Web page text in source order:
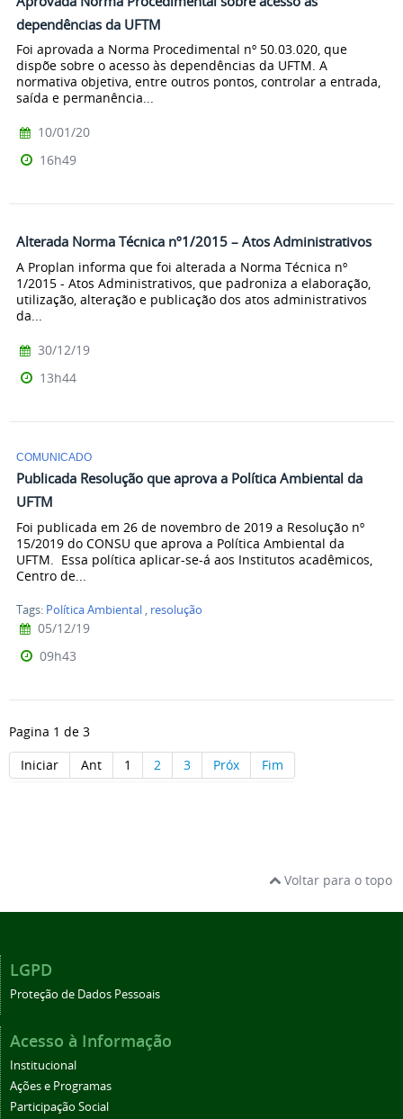
dependências da UFTM
Foi aprovada a Norma Procedimental nº 50.03.020, que
dispõe sobre o acesso às dependências da UFTM. A
normativa objetiva, entre outros pontos, controlar a entrada,
saída e permanência...
10/01/20
16h49
Alterada Norma Técnica nº1/2015 – Atos Administrativos
A Proplan informa que foi alterada a Norma Técnica nº
1/2015 - Atos Administrativos, que padroniza a elaboração,
utilização, alteração e publicação dos atos administrativos
da...
30/12/19
13h44
COMUNICADO
Publicada Resolução que aprova a Política Ambiental da
UFTM
Foi publicada em 26 de novembro de 2019 a Resolução nº
15/2019 do CONSU que aprova a Política Ambiental da
UFTM. Essa política aplicar-se-á aos Institutos acadêmicos,
Centro de...
Tags: Política Ambiental , resolução
05/12/19
09h43
Pagina 1 de 3
Iniciar
Ant 1 2 3 Próx Fim
Voltar para o topo
LGPD
Proteção de Dados Pessoais
Acesso à Informação
Institucional
Ações e Programas
Participação Social